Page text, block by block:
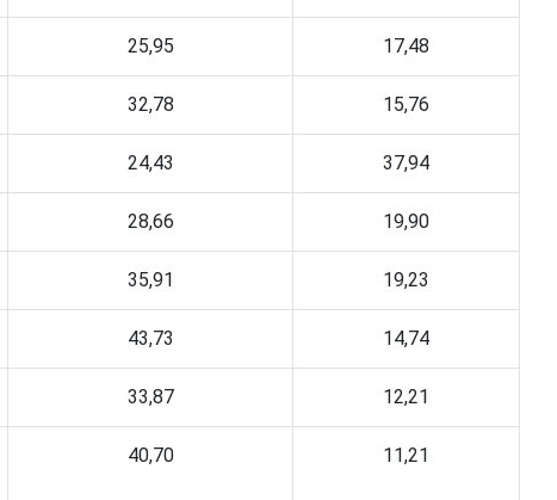
25,95 17,48
32,78 15,76
24,43 37,94
28,66 19,90
35,91 19,23
43,73 14,74
33,87 12,21
40,70 11,21